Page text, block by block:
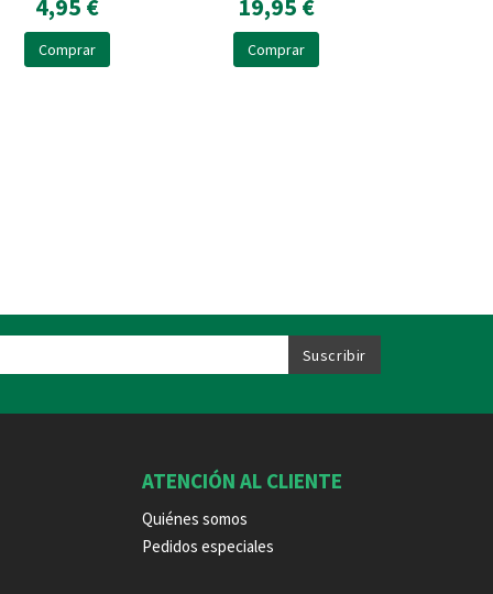
4,95 €
Comprar
19,95 €
Comprar
ATENCIÓN AL CLIENTE
Quiénes somos
Pedidos especiales